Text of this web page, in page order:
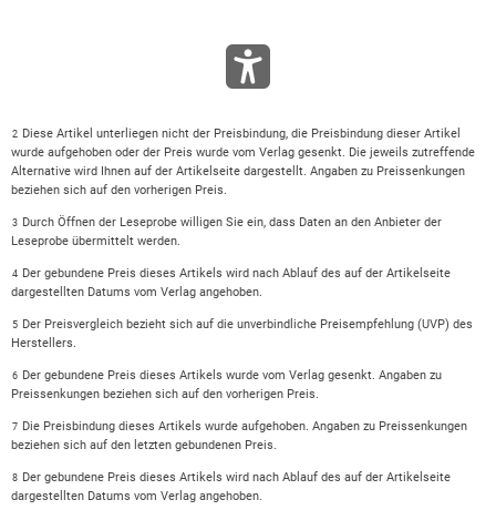
2 Diese Artikel unterliegen nicht der Preisbindung, die Preisbindung dieser Artikel
wurde aufgehoben oder der Preis wurde vom Verlag gesenkt. Die jeweils zutreffende
Alternative wird Ihnen auf der Artikelseite dargestellt. Angaben zu Preissenkungen
beziehen sich auf den vorherigen Preis.
3 Durch Öffnen der Leseprobe willigen Sie ein, dass Daten an den Anbieter der
Leseprobe übermittelt werden.
4 Der gebundene Preis dieses Artikels wird nach Ablauf des auf der Artikelseite
dargestellten Datums vom Verlag angehoben.
5 Der Preisvergleich bezieht sich auf die unverbindliche Preisempfehlung (UVP) des
Herstellers.
6 Der gebundene Preis dieses Artikels wurde vom Verlag gesenkt. Angaben zu
Preissenkungen beziehen sich auf den vorherigen Preis.
7 Die Preisbindung dieses Artikels wurde aufgehoben. Angaben zu Preissenkungen
beziehen sich auf den letzten gebundenen Preis.
8 Der gebundene Preis dieses Artikels wird nach Ablauf des auf der Artikelseite
dargestellten Datums vom Verlag angehoben.